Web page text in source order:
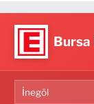
Bursa